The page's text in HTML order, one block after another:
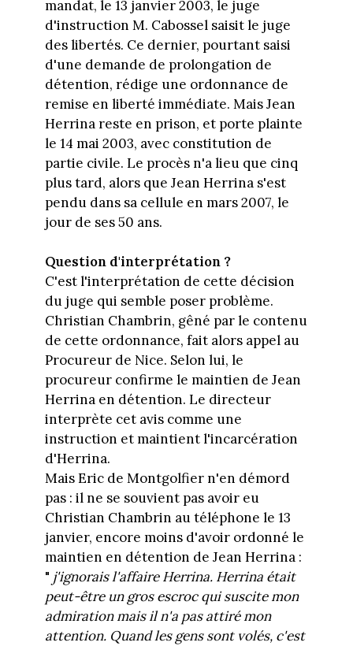
mandat, le 13 janvier 2003, le juge
d'instruction M. Cabossel saisit le juge
des libertés. Ce dernier, pourtant saisi
d'une demande de prolongation de
détention, rédige une ordonnance de
remise en liberté immédiate. Mais Jean
Herrina reste en prison, et porte plainte
le 14 mai 2003, avec constitution de
partie civile. Le procès n'a lieu que cinq
plus tard, alors que Jean Herrina s'est
pendu dans sa cellule en mars 2007, le
jour de ses 50 ans.
Question d'interprétation ?
C'est l'interprétation de cette décision
du juge qui semble poser problème.
Christian Chambrin, gêné par le contenu
de cette ordonnance, fait alors appel au
Procureur de Nice. Selon lui, le
procureur confirme le maintien de Jean
Herrina en détention. Le directeur
interprète cet avis comme une
instruction et maintient l'incarcération
d'Herrina.
Mais Eric de Montgolfier n'en démord
pas : il ne se souvient pas avoir eu
Christian Chambrin au téléphone le 13
janvier, encore moins d'avoir ordonné le
maintien en détention de Jean Herrina :
" j'ignorais l'affaire Herrina. Herrina était
peut-être un gros escroc qui suscite mon
admiration mais il n'a pas attiré mon
attention. Quand les gens sont volés, c'est